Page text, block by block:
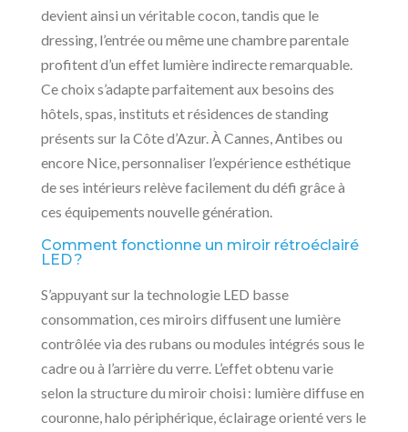
devient ainsi un véritable cocon, tandis que le
dressing, l’entrée ou même une chambre parentale
profitent d’un effet lumière indirecte remarquable.
Ce choix s’adapte parfaitement aux besoins des
hôtels, spas, instituts et résidences de standing
présents sur la Côte d’Azur. À Cannes, Antibes ou
encore Nice, personnaliser l’expérience esthétique
de ses intérieurs relève facilement du défi grâce à
ces équipements nouvelle génération.
Comment fonctionne un miroir rétroéclairé
LED ?
S’appuyant sur la technologie LED basse
consommation, ces miroirs diffusent une lumière
contrôlée via des rubans ou modules intégrés sous le
cadre ou à l’arrière du verre. L’effet obtenu varie
selon la structure du miroir choisi : lumière diffuse en
couronne, halo périphérique, éclairage orienté vers le